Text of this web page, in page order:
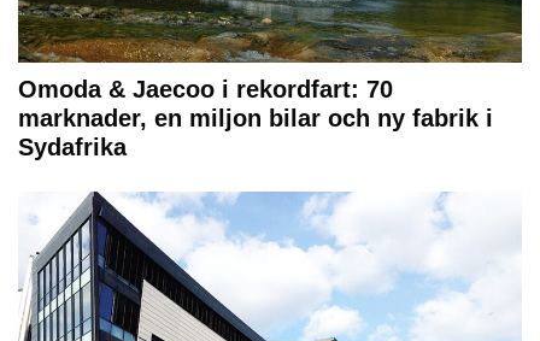
Omoda & Jaecoo i rekordfart: 70
marknader, en miljon bilar och ny fabrik i
Sydafrika